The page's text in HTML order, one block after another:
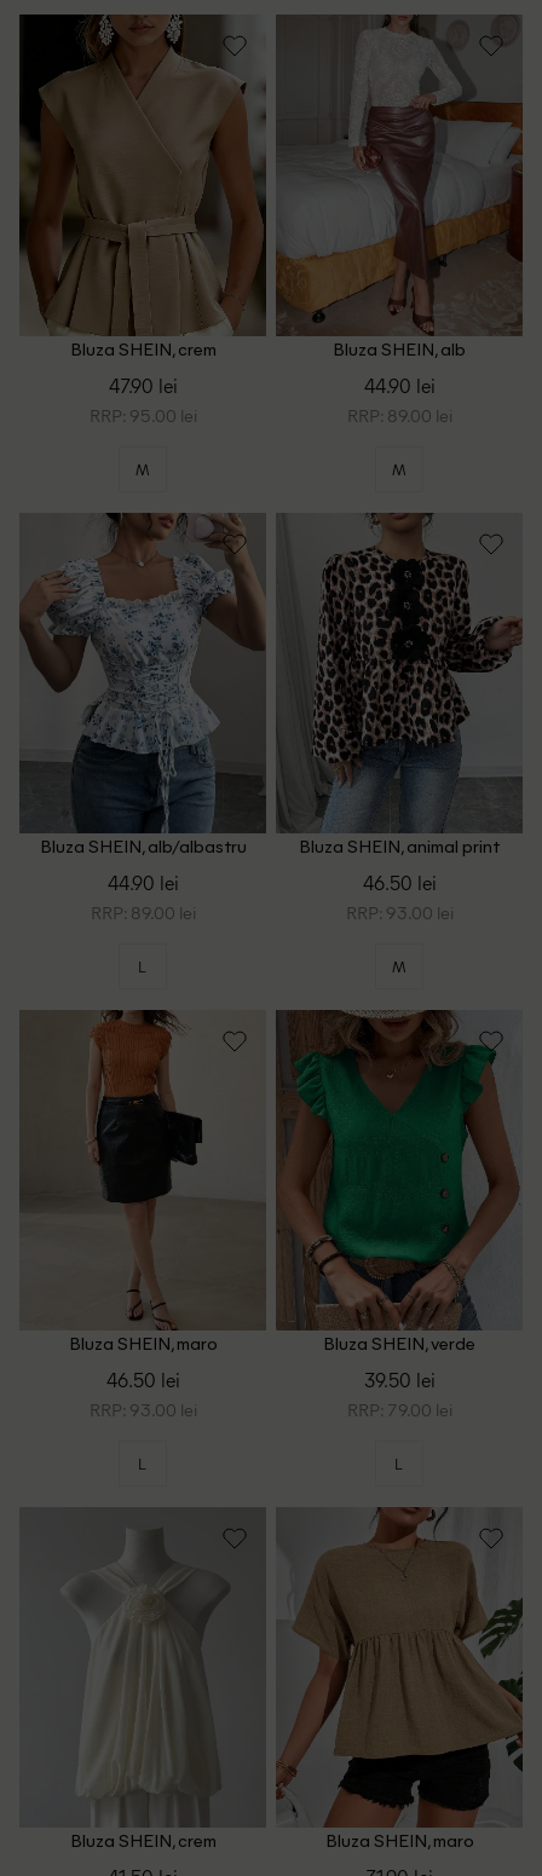
Bluza SHEIN, crem
47.90 lei
RRP: 95.00 lei
M
Bluza SHEIN, alb
44.90 lei
RRP: 89.00 lei
M
Bluza SHEIN, alb/albastru
44.90 lei
RRP: 89.00 lei
L
Bluza SHEIN, animal print
46.50 lei
RRP: 93.00 lei
M
Bluza SHEIN, maro
46.50 lei
RRP: 93.00 lei
L
Bluza SHEIN, verde
39.50 lei
RRP: 79.00 lei
L
Bluza SHEIN, crem Bluza SHEIN, maro